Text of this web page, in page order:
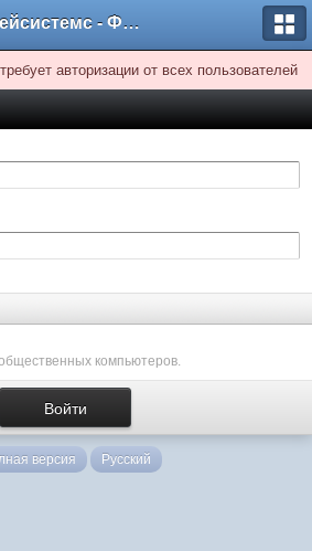
Кейсистемс - Форумы
авторизации от всех пользователей
компьютеров.
версия Русский